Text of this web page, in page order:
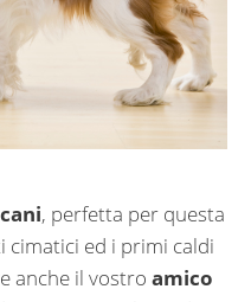
, perfetta per questa
cimatici ed i primi caldi
anche il vostro amico